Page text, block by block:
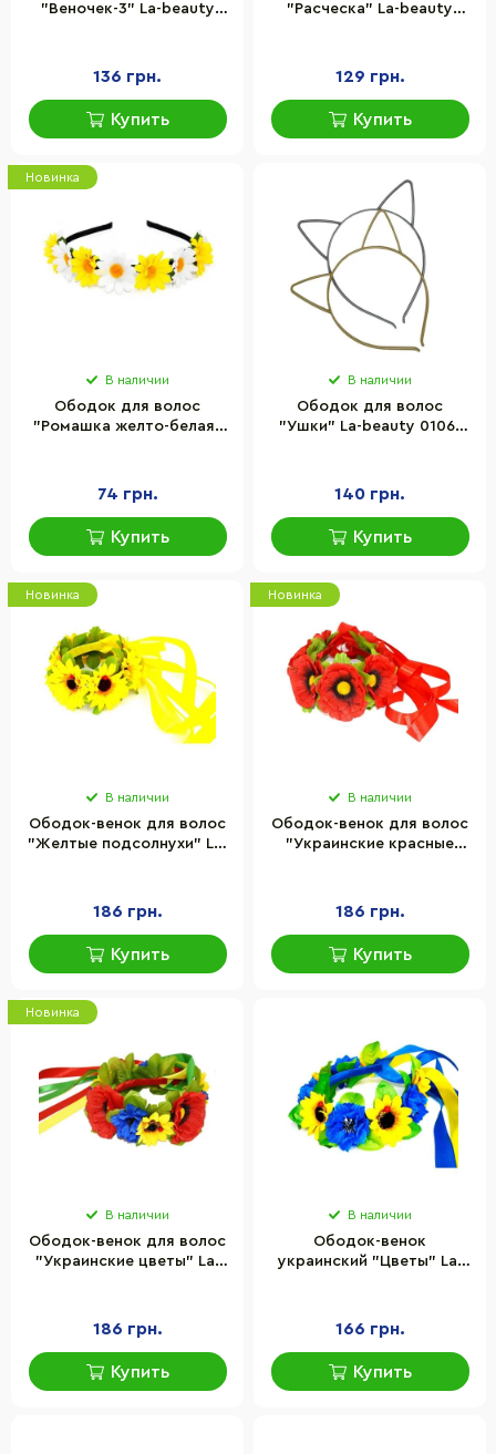
"Веночек-3" La-beauty
136 грн.
Купить
"Расческа" La-beauty
129 грн.
Купить
Новинка
В наличии
Ободок для волос
"Ромашка желто-белая"
74 грн.
Купить
В наличии
Ободок для волос
"Ушки" La-beauty 0106-
140 грн.
Купить
Новинка
В наличии
Ободок-венок для волос
"Желтые подсолнухи" La-
186 грн.
Купить
Новинка
В наличии
Ободок-венок для волос
"Украинские красные
186 грн.
Купить
Новинка
В наличии
Ободок-венок для волос
"Украинские цветы" La-
186 грн.
Купить
В наличии
Ободок-венок
украинский "Цветы" La-
166 грн.
Купить